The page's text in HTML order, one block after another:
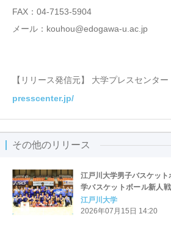
FAX：04-7153-5904
メール：kouhou@edogawa-u.ac.jp
【リリース発信元】 大学プレスセンター
presscenter.jp/
その他のリリース
江戸川大学男子バスケッ
学バスケットボール新人
勝
江戸川大学
2026年07月15日 14:20